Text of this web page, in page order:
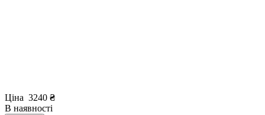
Ціна 3240 ₴
В наявності